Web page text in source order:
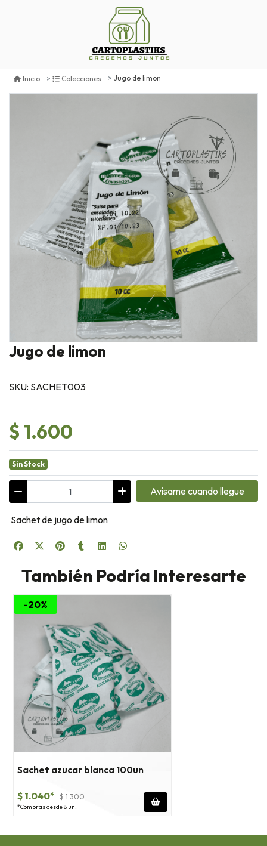
Inicio Colecciones Jugo de limon
Jugo de limon
SKU: SACHET003
$ 1.600
Sin Stock
Avísame cuando llegue
Sachet de jugo de limon
También Podría Interesarte
-20%
Sachet azucar blanca 100un
$ 1.040* $ 1.300
*Compras desde 8 un.